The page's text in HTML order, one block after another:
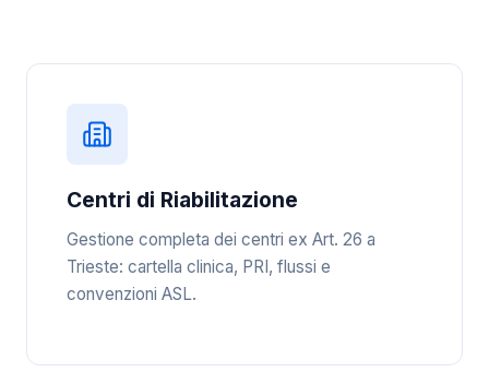
Centri di Riabilitazione
Gestione completa dei centri ex Art. 26 a
Trieste: cartella clinica, PRI, flussi e
convenzioni ASL.